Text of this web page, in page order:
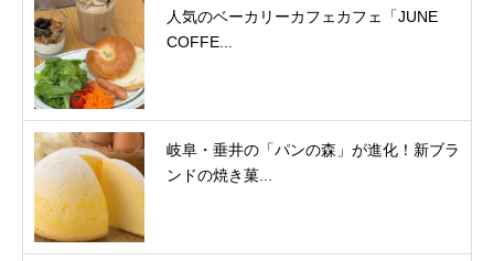
人気のベーカリーカフェカフェ「JUNE
COFFE...
岐阜・垂井の「パンの森」が進化！新ブラ
ンドの焼き菓...